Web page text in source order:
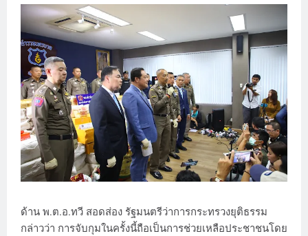
ด้าน พ.ต.อ.ทวี สอดส่อง รัฐมนตรีว่าการกระทรวงยุติธรรม
กล่าวว่า การจับกุมในครั้งนี้ถือเป็นการช่วยเหลือประชาชนโดย